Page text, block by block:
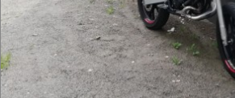
ACS 2015 kuvia
Lisää uusi tapahtuma
UUTISET
SÄÄ
Valitse paikkakunta